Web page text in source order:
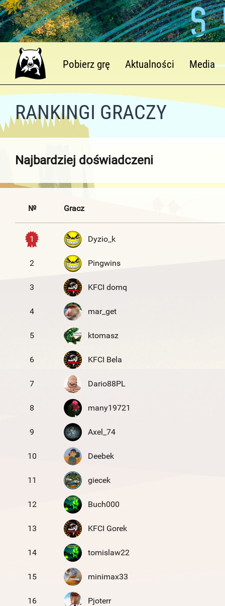
Pobierz grę Aktualności Media
RANKINGI GRACZY
Najbardziej doświadczeni
№ Gracz
1 Dyzio_k
2 Pingwins
3 KFCI domq
4 mar_get
5 ktomasz
6 KFCI Bela
7 Dario88PL
8 many19721
9 Axel_74
10 Deebek
11 giecek
12 Buch000
13 KFCI Gorek
14 tomislaw22
15 minimax33
16 Pjoterr